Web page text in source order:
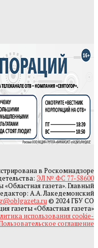
в Роскомнадзоре
ЭЛ № ФС 77-58600
газета». Главный
А.А. Лакедемонский
© 2024 ГБУ СО
газеты «Областная газета»
использования cookie-
соглашение